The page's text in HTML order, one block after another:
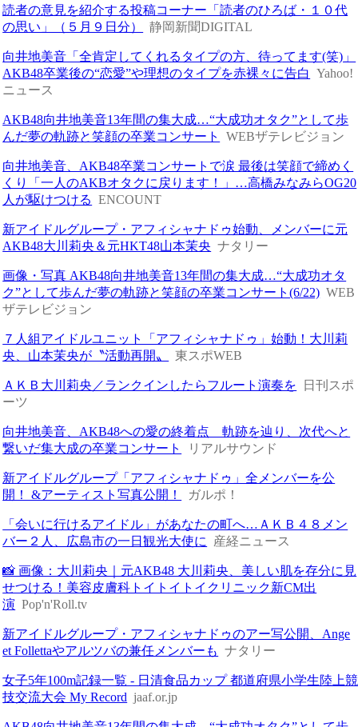
読者の意見を紹介する投稿コーナー「読者のひろば・１０代
の思い」（５月９日分）
静岡新聞DIGITAL
向井地美音「全肯定してくれるタイプの方、待ってます(笑)」
AKB48卒業後の“恋愛”や理想のタイプを赤裸々に告白 Yahoo!
ニュース
AKB48向井地美音13年間の集大成…“大成功オタク”として歩
んだ夢の軌跡と笑顔の卒業コンサート
WEBザテレビジョン
向井地美音、AKB48卒業コンサートで涙 最後は笑顔で締めく
くり「一人のAKBオタクに戻ります！」…高橋みなみらOG20
人が駆けつける ENCOUNT
新アイドルグループ・アフィシャナドゥ始動、メンバーに元
AKB48大川莉央＆元HKT48山本茉央 ナタリー
画像・写真 AKB48向井地美音13年間の集大成…“大成功オタ
ク”として歩んだ夢の軌跡と笑顔の卒業コンサート(6/22) WEB
ザテレビジョン
７人組アイドルユニット「アフィシャナドゥ」始動！大川莉
央、山本茉央が〝活動再開〟
東スポWEB
ＡＫＢ大川莉央／ランクインしたらフルート演奏を
日刊スポ
ーツ
向井地美音、AKB48への愛の終着点 軌跡を辿り、次代へと
繋いだ集大成の卒業コンサート
リアルサウンド
新アイドルグループ「アフィシャナドゥ」全メンバーを公
開！ &アーティスト写真公開！
ガルポ！
「会いに行けるアイドル」があなたの町へ…ＡＫＢ４８メン
バー２人、広島市の一日観光大使に
産経ニュース
📸 画像：大川莉央｜元AKB48 大川莉央、美しい肌を存分に見
せつける！美容皮膚科トイトイトイクリニック新CM出
演 Pop'n'Roll.tv
新アイドルグループ・アフィシャナドゥのアー写公開、Ange
et Follettaやアルツバの兼任メンバーも ナタリー
女子5年100m記録一覧 - 日清食品カップ 都道府県小学生陸上競
技交流大会 My Record jaaf.or.jp